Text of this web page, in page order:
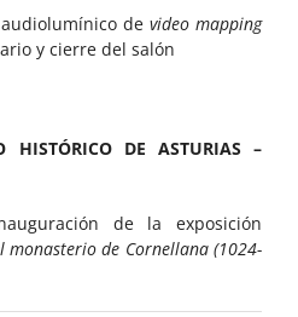
de video mapping
y cierre del salón
HISTÓRICO DE ASTURIAS –
de la exposición
monasterio de Cornellana (1024-